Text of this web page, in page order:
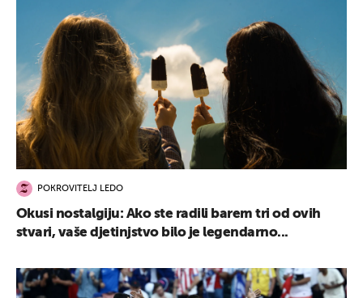
POKROVITELJ LEDO
Okusi nostalgiju: Ako ste radili barem tri od ovih
stvari, vaše djetinjstvo bilo je legendarno...